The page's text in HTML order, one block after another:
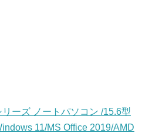
リーズ ノートパソコン /15.6型
11/MS Office 2019/AMD